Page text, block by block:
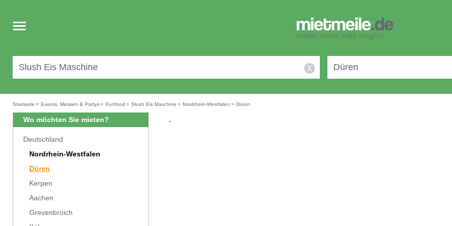
Toggle
navigation
X
Startseite > Events, Messen & Partys> Funfood > Slush Eis Maschine > Nordrhein-Westfalen > Düren
Wo möchten Sie mieten?
Deutschland
Nordrhein-Westfalen
Düren
Kerpen
Aachen
Grevenbroich